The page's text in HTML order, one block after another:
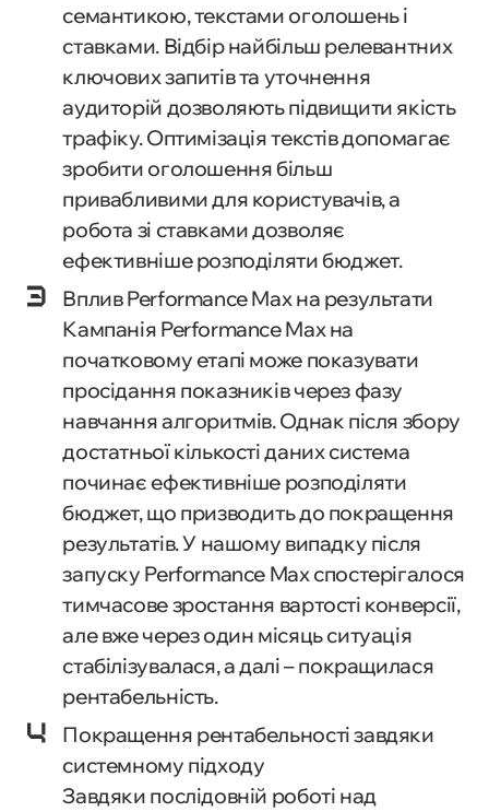
семантикою, текстами оголошень і
ставками. Відбір найбільш релевантних
ключових запитів та уточнення
аудиторій дозволяють підвищити якість
трафіку. Оптимізація текстів допомагає
зробити оголошення більш
привабливими для користувачів, а
робота зі ставками дозволяє
ефективніше розподіляти бюджет.
Вплив Performance Max на результати
Кампанія Performance Max на
початковому етапі може показувати
просідання показників через фазу
навчання алгоритмів. Однак після збору
достатньої кількості даних система
починає ефективніше розподіляти
бюджет, що призводить до покращення
результатів. У нашому випадку після
запуску Performance Max спостерігалося
тимчасове зростання вартості конверсії,
але вже через один місяць ситуація
стабілізувалася, а далі – покращилася
рентабельність.
Покращення рентабельності завдяки
системному підходу
Завдяки послідовній роботі над